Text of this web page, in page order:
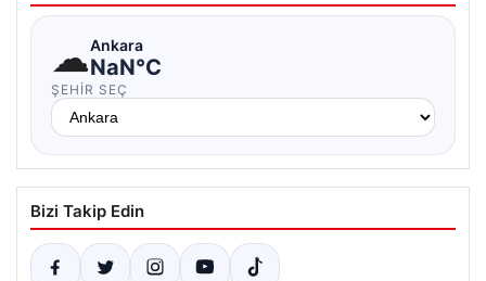
☁Ankara
NaN°C
ŞEHIR SEÇ
Bizi Takip Edin